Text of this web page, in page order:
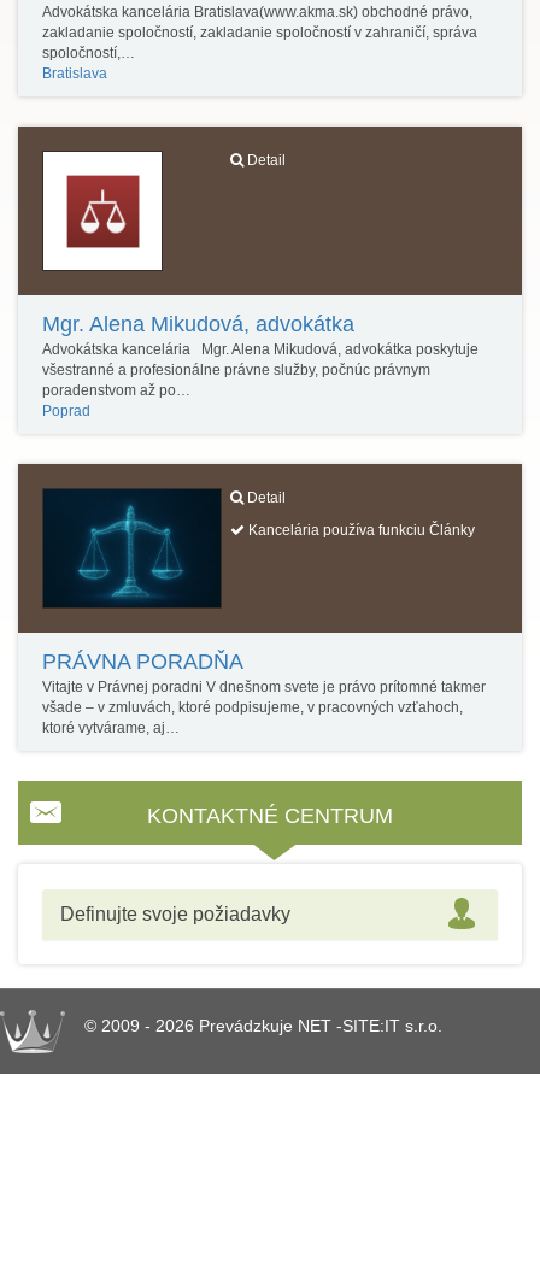
Advokátska kancelária Bratislava(www.akma.sk) obchodné právo,
zakladanie spoločností, zakladanie spoločností v zahraničí, správa
spoločností,…
Bratislava
Detail
Mgr. Alena Mikudová, advokátka
Advokátska kancelária Mgr. Alena Mikudová, advokátka poskytuje
všestranné a profesionálne právne služby, počnúc právnym
poradenstvom až po…
Poprad
Detail
Kancelária používa funkciu Články
PRÁVNA PORADŇA
Vitajte v Právnej poradni V dnešnom svete je právo prítomné takmer
všade – v zmluvách, ktoré podpisujeme, v pracovných vzťahoch,
ktoré vytvárame, aj…
KONTAKTNÉ CENTRUM
Definujte svoje požiadavky
© 2009 - 2026 Prevádzkuje NET -SITE:IT s.r.o.